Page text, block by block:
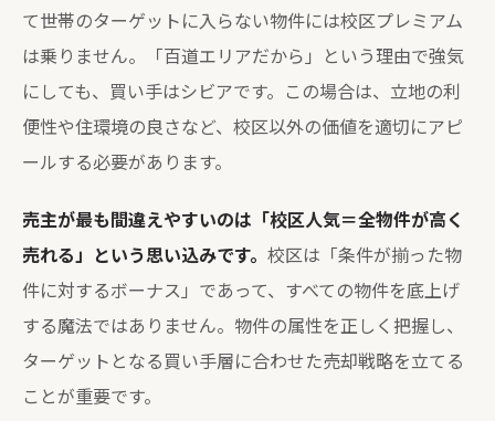
て世帯のターゲットに入らない物件には校区プレミアム
は乗りません。「百道エリアだから」という理由で強気
にしても、買い手はシビアです。この場合は、立地の利
便性や住環境の良さなど、校区以外の価値を適切にアピ
ールする必要があります。
売主が最も間違えやすいのは「校区人気＝全物件が高く
売れる」という思い込みです。 校区は「条件が揃った物
件に対するボーナス」であって、すべての物件を底上げ
する魔法ではありません。物件の属性を正しく把握し、
ターゲットとなる買い手層に合わせた売却戦略を立てる
ことが重要です。